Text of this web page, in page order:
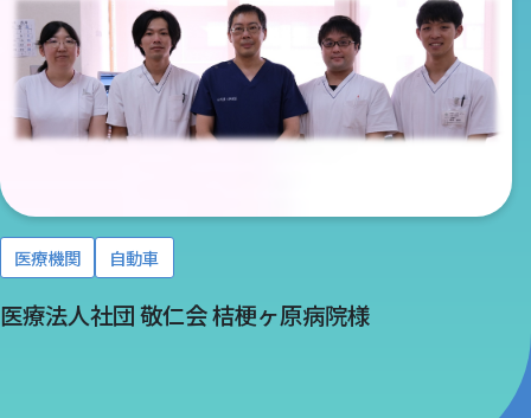
医療機関 自動車
医療法人社団 敬仁会 桔梗ヶ原病院様
コラム